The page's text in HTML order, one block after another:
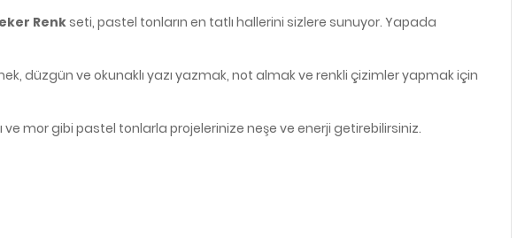
Renkseti, pastel tonların en tatlı hallerini sizlere sunuyor. Yapada
düzgün ve okunaklı yazı yazmak, not almak ve renkli çizimler yapmak için
ve mor gibi pastel tonlarla projelerinize neşe ve enerji getirebilirsiniz.